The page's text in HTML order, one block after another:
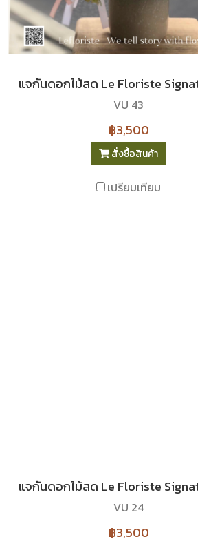
VU 43
฿3,500
สั่งซื้อสินค้า
เปรียบเทียบ
VU 24
฿3,500